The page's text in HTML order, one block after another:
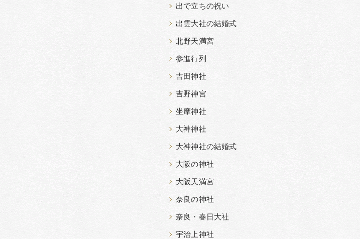
出で立ちの祝い
出雲大社の結婚式
北野天満宮
参進行列
吉田神社
吉野神宮
坐摩神社
大神神社
大神神社の結婚式
大阪の神社
大阪天満宮
奈良の神社
奈良・春日大社
宇治上神社